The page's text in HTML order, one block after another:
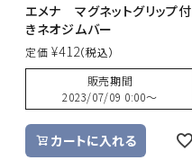
エメナ マグネットグリップ付
きネオジムバー
定価 ¥412
販売期間
2023/07/09 0:00〜
カートに入れる